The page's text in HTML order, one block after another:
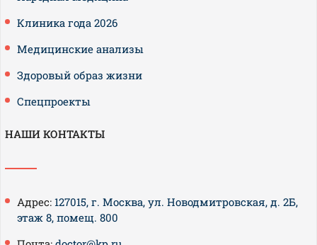
Клиника года 2026
Медицинские анализы
Здоровый образ жизни
Спецпроекты
НАШИ КОНТАКТЫ
Адрес: 127015, г. Москва, ул. Новодмитровская, д. 2Б,
этаж 8, помещ. 800